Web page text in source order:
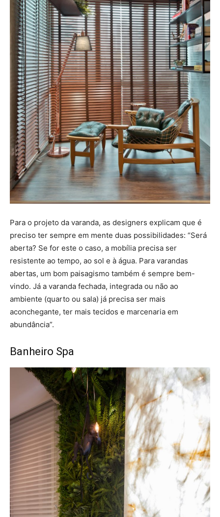
Para o projeto da varanda, as designers explicam que é
preciso ter sempre em mente duas possibilidades: “Será
aberta? Se for este o caso, a mobília precisa ser
resistente ao tempo, ao sol e à água. Para varandas
abertas, um bom paisagismo também é sempre bem-
vindo. Já a varanda fechada, integrada ou não ao
ambiente (quarto ou sala) já precisa ser mais
aconchegante, ter mais tecidos e marcenaria em
abundância”.
Banheiro Spa